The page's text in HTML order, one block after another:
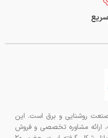
روشنایی و برق است. این
ارائه مشاوره تخصصی و فروش